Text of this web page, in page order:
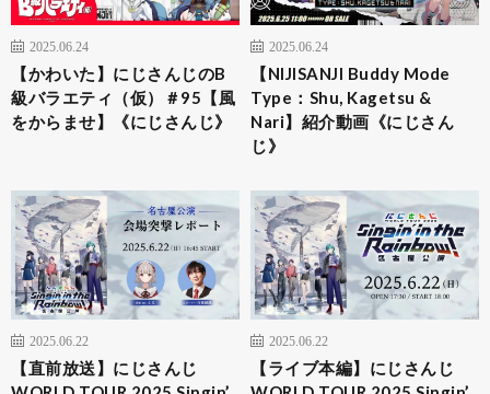
2025.06.24
【かわいた】にじさんじのB
級バラエティ（仮）＃95【風
をからませ】《にじさんじ》
2025.06.24
【NIJISANJI Buddy Mode
Type：Shu, Kagetsu &
Nari】紹介動画《にじさん
じ》
2025.06.22
【直前放送】にじさんじ
2025.06.22
【ライブ本編】にじさんじ